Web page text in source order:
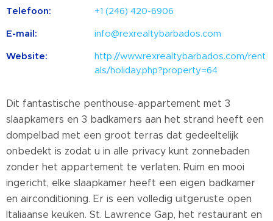
Telefoon: +1 (246) 420-6906
E-mail: info@rexrealtybarbados.com
Website:
http://www.rexrealtybarbados.com/rent
als/holiday.php?property=64
Dit fantastische penthouse-appartement met 3
slaapkamers en 3 badkamers aan het strand heeft een
dompelbad met een groot terras dat gedeeltelijk
onbedekt is zodat u in alle privacy kunt zonnebaden
zonder het appartement te verlaten. Ruim en mooi
ingericht, elke slaapkamer heeft een eigen badkamer
en airconditioning. Er is een volledig uitgeruste open
Italiaanse keuken. St. Lawrence Gap, het restaurant en